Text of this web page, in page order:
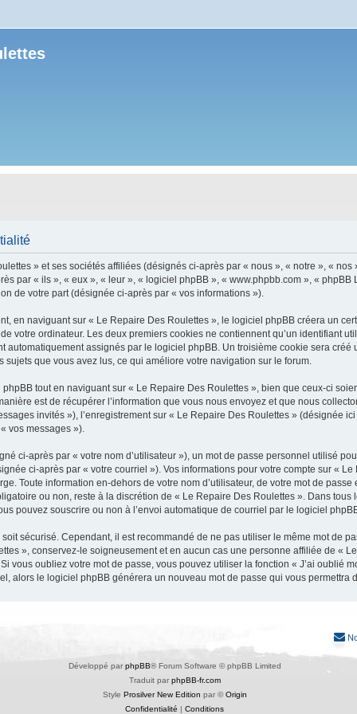
» et ses sociétés affiliées (désignés ci-après par « nous », « notre », « nos
par « ils », « eux », « leur », « logiciel phpBB », « www.phpbb.com », «
de votre part (désignée ci-après par « vos informations »).
en naviguant sur « Le Repaire Des Roulettes », le logiciel phpBB créera un
votre ordinateur. Les deux premiers cookies ne contiennent qu’un identifiant
assignés par le logiciel phpBB. Un troisième cookie sera
que vous avez lus, ce qui améliore votre navigation sur le forum.
tout en naviguant sur « Le Repaire Des Roulettes », bien que ceux-ci
est de récupérer l’information que vous nous envoyez et que nous
invités »), l’enregistrement sur « Le Repaire Des Roulettes » (désignée
vos messages »).
ci-après par « votre nom d’utilisateur »), un mot de passe personnel utilisé
ci-après par « votre courriel »). Vos informations pour votre compte sur «
Toute information en-dehors de votre nom d’utilisateur, de votre mot de
ou non, reste à la discrétion de « Le Repaire Des Roulettes ». Dans
pouvez souscrire ou non à l’envoi automatique de courriel par le logiciel
sécurisé. Cependant, il est recommandé de ne pas utiliser le même mot de
», conservez-le soigneusement et en aucun cas une personne affiliée de «
vous oubliez votre mot de passe, vous pouvez utiliser la fonction « J’ai oublié
alors le logiciel phpBB générera un nouveau mot de passe qui vous permettra
Développé par phpBB® Forum Software © phpBB Limited
Traduit par phpBB-fr.com
Style Prosilver New Edition par ©Origin
Confidentialité | Conditions